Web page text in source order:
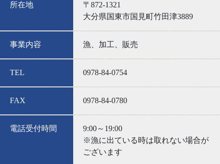
所在地
〒872-1321
大分県国東市国見町竹田津3889
事業内容 漁、加工、販売
TEL 0978-84-0754
FAX 0978-84-0780
電話受付時間
9:00～19:00
※漁に出ている時は取れない場合が
ございます